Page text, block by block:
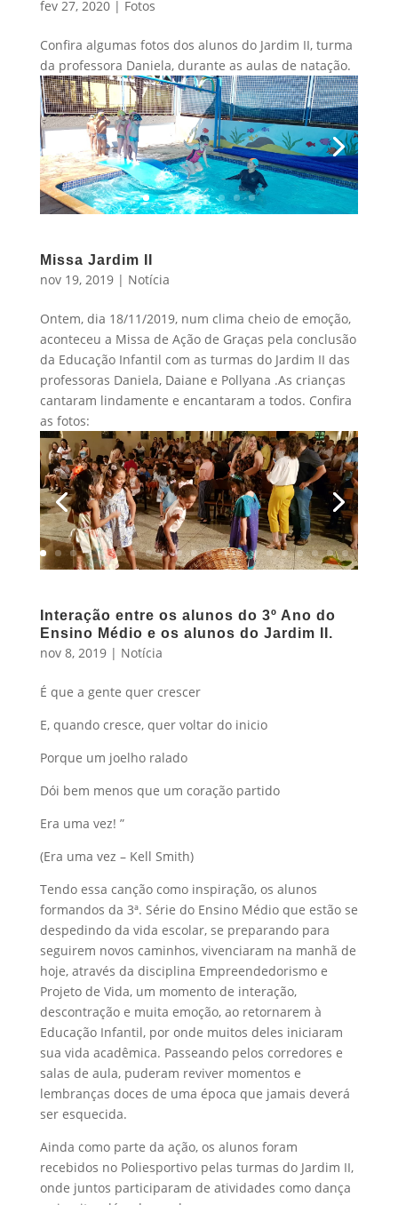
fev 27, 2020| Fotos
Confira algumas fotos dos alunos do Jardim II, turma
da professora Daniela, durante as aulas de natação.
Missa Jardim II
nov 19, 2019| Notícia
Ontem, dia 18/11/2019, num clima cheio de emoção,
aconteceu a Missa de Ação de Graças pela conclusão
da Educação Infantil com as turmas do Jardim II das
professoras Daniela, Daiane e Pollyana .As crianças
cantaram lindamente e encantaram a todos. Confira
as fotos:
Interação entre os alunos do 3º Ano do
Ensino Médio e os alunos do Jardim II.
nov 8, 2019| Notícia
É que a gente quer crescer
E, quando cresce, quer voltar do inicio
Porque um joelho ralado
Dói bem menos que um coração partido
Era uma vez! ”
(Era uma vez – Kell Smith)
Tendo essa canção como inspiração, os alunos
formandos da 3ª. Série do Ensino Médio que estão se
despedindo da vida escolar, se preparando para
seguirem novos caminhos, vivenciaram na manhã de
hoje, através da disciplina Empreendedorismo e
Projeto de Vida, um momento de interação,
descontração e muita emoção, ao retornarem à
Educação Infantil, por onde muitos deles iniciaram
sua vida acadêmica. Passeando pelos corredores e
salas de aula, puderam reviver momentos e
lembranças doces de uma época que jamais deverá
ser esquecida.
Ainda como parte da ação, os alunos foram
recebidos no Poliesportivo pelas turmas do Jardim II,
onde juntos participaram de atividades como dança